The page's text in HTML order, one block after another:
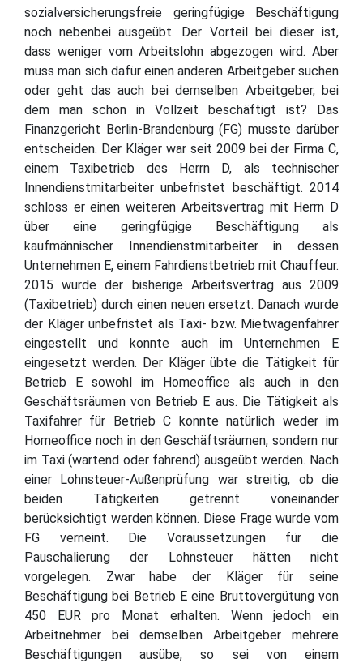
sozialversicherungsfreie geringfügige Beschäftigung
noch nebenbei ausgeübt. Der Vorteil bei dieser ist,
dass weniger vom Arbeitslohn abgezogen wird. Aber
muss man sich dafür einen anderen Arbeitgeber suchen
oder geht das auch bei demselben Arbeitgeber, bei
dem man schon in Vollzeit beschäftigt ist? Das
Finanzgericht Berlin-Brandenburg (FG) musste darüber
entscheiden. Der Kläger war seit 2009 bei der Firma C,
einem Taxibetrieb des Herrn D, als technischer
Innendienstmitarbeiter unbefristet beschäftigt. 2014
schloss er einen weiteren Arbeitsvertrag mit Herrn D
über eine geringfügige Beschäftigung als
kaufmännischer Innendienstmitarbeiter in dessen
Unternehmen E, einem Fahrdienstbetrieb mit Chauffeur.
2015 wurde der bisherige Arbeitsvertrag aus 2009
(Taxibetrieb) durch einen neuen ersetzt. Danach wurde
der Kläger unbefristet als Taxi- bzw. Mietwagenfahrer
eingestellt und konnte auch im Unternehmen E
eingesetzt werden. Der Kläger übte die Tätigkeit für
Betrieb E sowohl im Homeoffice als auch in den
Geschäftsräumen von Betrieb E aus. Die Tätigkeit als
Taxifahrer für Betrieb C konnte natürlich weder im
Homeoffice noch in den Geschäftsräumen, sondern nur
im Taxi (wartend oder fahrend) ausgeübt werden. Nach
einer Lohnsteuer-Außenprüfung war streitig, ob die
beiden Tätigkeiten getrennt voneinander
berücksichtigt werden können. Diese Frage wurde vom
FG verneint. Die Voraussetzungen für die
Pauschalierung der Lohnsteuer hätten nicht
vorgelegen. Zwar habe der Kläger für seine
Beschäftigung bei Betrieb E eine Bruttovergütung von
450 EUR pro Monat erhalten. Wenn jedoch ein
Arbeitnehmer bei demselben Arbeitgeber mehrere
Beschäftigungen ausübe, so sei von einem